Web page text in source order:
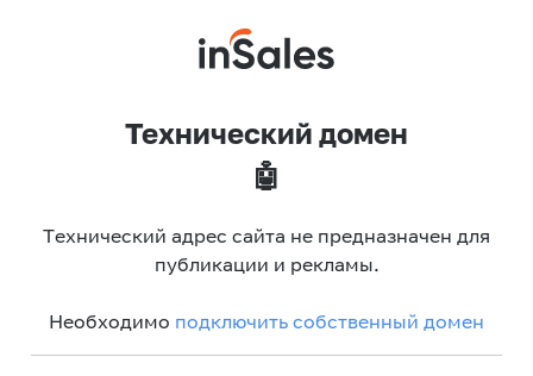
Технический домен
🤖
Технический адрес сайта не предназначен для
публикации и рекламы.
Необходимо подключить собственный домен